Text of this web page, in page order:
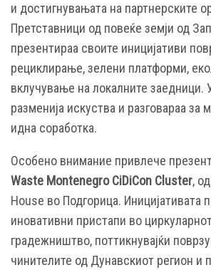
и достигнувањата на партнерските
Претставници од повеќе земји од
презентираа своите иницијативи
рециклирање, зелени платформи,
вклучување на локалните заедници.
разменија искуства и разговараа за
идна соработка.
Особено внимание привлече
Waste Montenegro CiDiCon Cluster,
House во Подгорица. Иницијативата
иновативни пристапи во
градежништво, поттикнувајќи
чинителите од Дунавскиот регион и